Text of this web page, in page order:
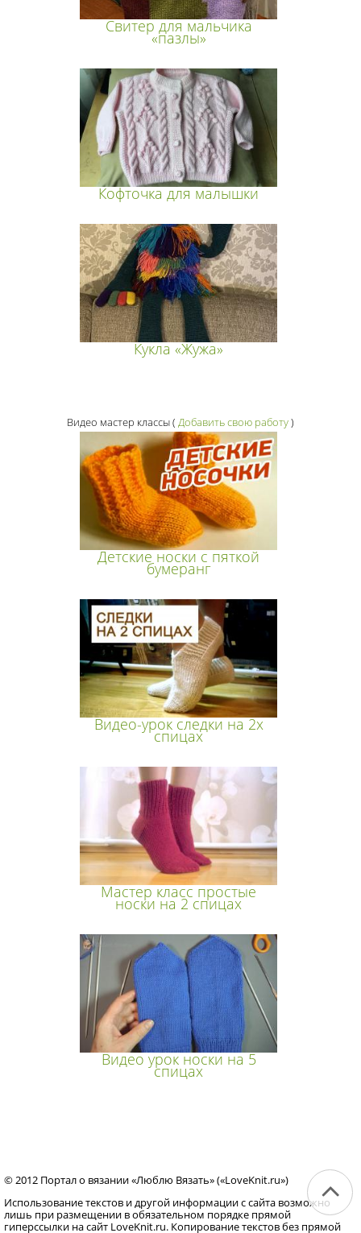
Свитер для мальчика
«пазлы»
Кофточка для малышки
Кукла «Жужа»
Видео мастер классы( Добавить свою работу)
Детские носки с пяткой
бумеранг
Видео-урок следки на 2х
спицах
Мастер класс простые
носки на 2 спицах
Видео урок носки на 5
спицах
© 2012 Портал о вязании «Люблю Вязать» («LoveKnit.ru»)
Использование текстов и другой информации с сайта возможно
лишь при размещении в обязательном порядке прямой
гиперссылки на сайт LoveKnit.ru. Копирование текстов без прямой